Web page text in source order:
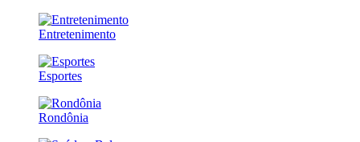
Entretenimento
Esportes
Rondônia